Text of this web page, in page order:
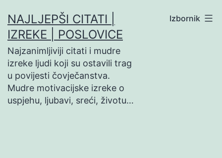
na
sadržaj
NAJLJEPŠI CITATI |
IZREKE | POSLOVICE
Najzanimljiviji citati i mudre
izreke ljudi koji su ostavili trag
u povijesti čovječanstva.
Mudre motivacijske izreke o
uspjehu, ljubavi, sreći, životu…
Izbornik